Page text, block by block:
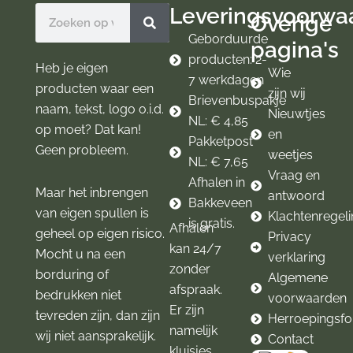
o
k
a
Heb je eigen
producten waar een
naam, tekst, logo o.i.d.
op moet? Dat kan!
Geen probleem.
Maar het inbrengen
van eigen spullen is
geheel op eigen risico.
Mocht u na een
borduring of
bedrukken niet
tevreden zijn, dan zijn
wij niet aansprakelijk.
Geborduurde
producten: 2-
7 werkdagen
Brievenbuspakje
NL: € 4,85
Pakketpost
NL: € 7,65
Afhalen in
Bakkeveen
is gratis.
Afhalen
kan 24/7
zonder
afspraak.
Er zijn
namelijk
Overige
pagina's
Wie
zijn wij
Nieuwtjes
en
weetjes
Vraag en
antwoord
Privacy
verklaring
Algemene
voorwaarden
Contact